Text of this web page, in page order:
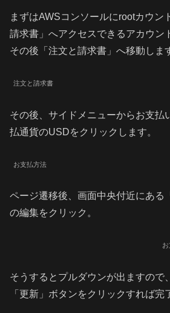
まずはAWSコンソールにrootカウン
請求書」へアクセスできるアカウン
その後「注文と請求書」へ移動しま
注文と請求書
その後、サイドメニューからお支払
払通貨のUSDをクリックします。
お支払方法
ページ遷移後、画面中央付近にある
の編集をクリック。
そうするとプルダウンが出ますので
「更新」ボタンをクリックすれば完